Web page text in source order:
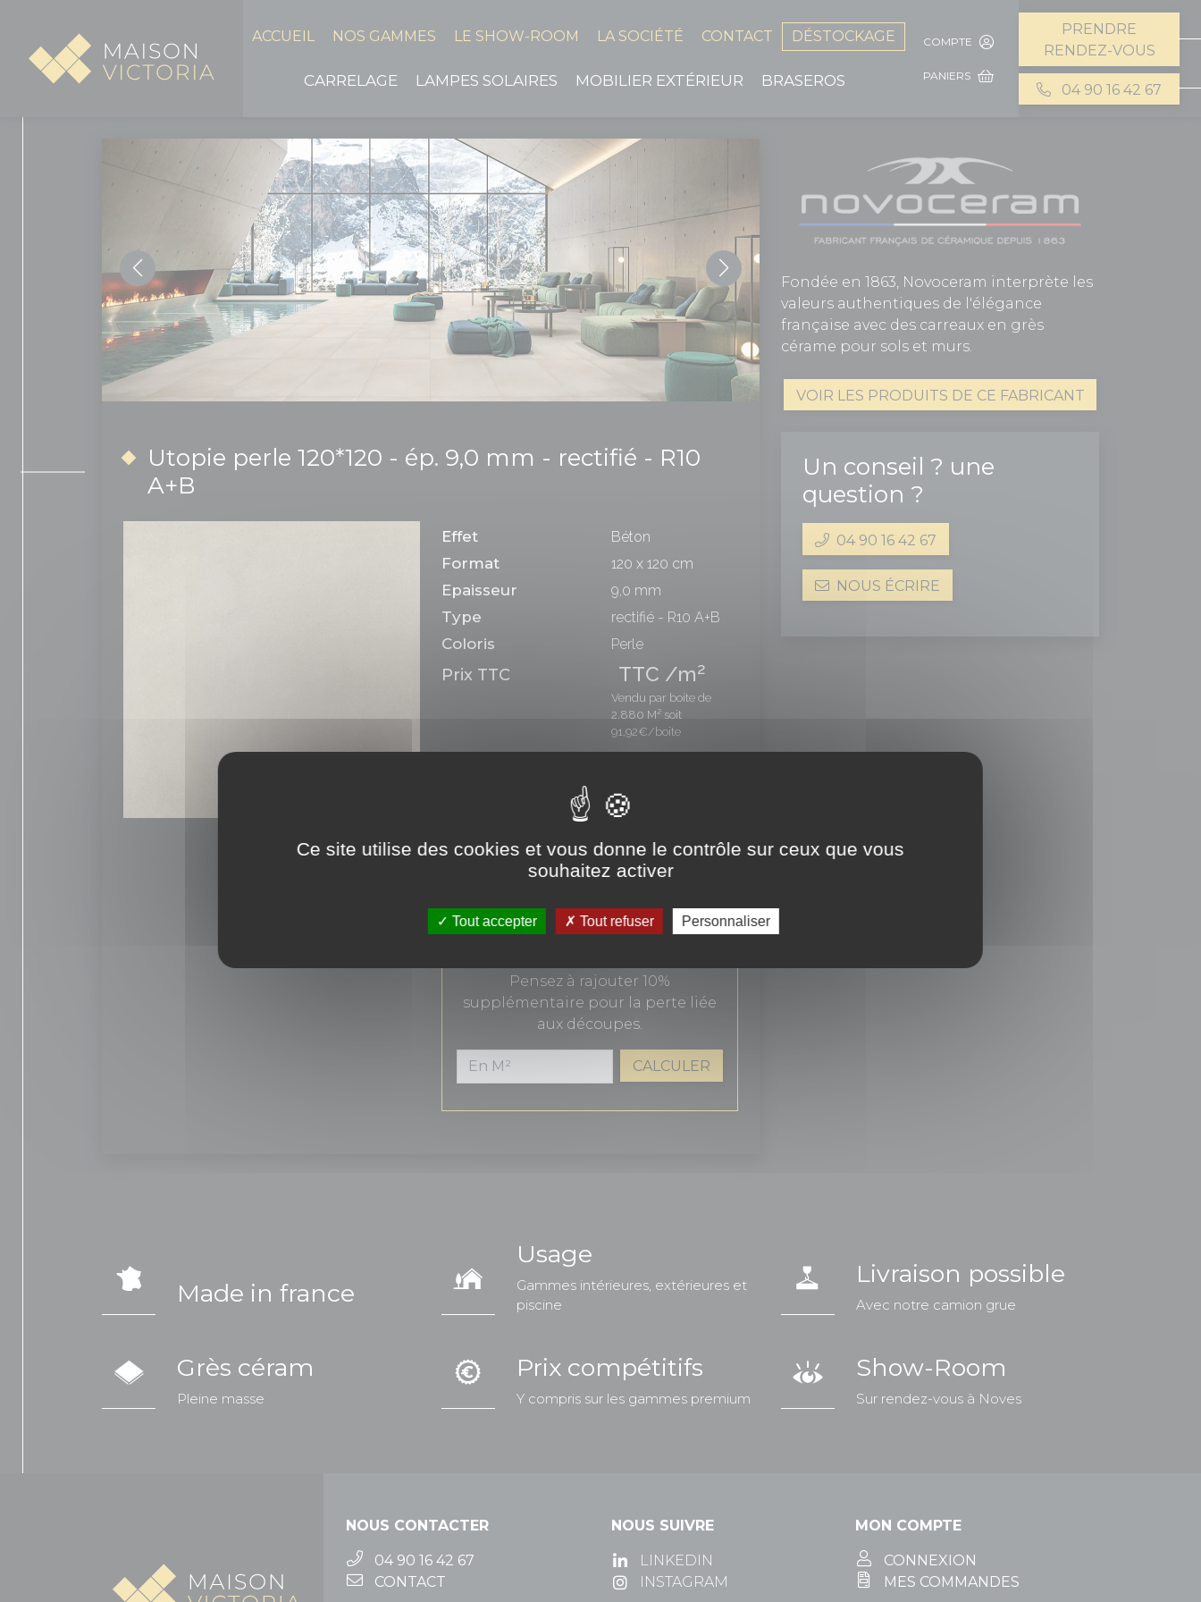
ACCUEIL NOS GAMMES LE SHOW-ROOM LA SOCIÉTÉ CONTACT DÉSTOCKAGE
CARRELAGE LAMPES SOLAIRES MOBILIER EXTÉRIEUR BRASEROS
COMPTE
PANIERS
PRENDRE
RENDEZ-VOUS
04 90 16 42 67
Utopie perle 120*120 - ép. 9,0 mm - rectifié - R10
A+B
Effet Béton
Format 120 x 120 cm
Epaisseur 9,0 mm
Type rectifié - R10 A+B
Coloris Perle
Prix TTC TTC /m2
Vendu par boite de
2.880 M² soit
91,92€/boite
Pensez à rajouter 10%
supplémentaire pour la perte liée
aux découpes.
CALCULER
Fondée en 1863, Novoceram interprète les
valeurs authentiques de l'élégance
française avec des carreaux en grès
cérame pour sols et murs.
VOIR LES PRODUITS DE CE FABRICANT
Un conseil ? une
question ?
04 90 16 42 67
NOUS ÉCRIRE
Made in france
Usage
Gammes intérieures, extérieures et
piscine
Livraison possible
Avec notre camion grue
Grès céram
Pleine masse
Prix compétitifs
Y compris sur les gammes premium
Show-Room
Sur rendez-vous à Noves
NOUS CONTACTER
04 90 16 42 67
CONTACT
NOUS SUIVRE
LINKEDIN
INSTAGRAM
MON COMPTE
CONNEXION
MES COMMANDES
Ce site utilise des cookies et vous donne le contrôle sur ceux que vous
souhaitez activer
Tout accepter Tout refuser Personnaliser